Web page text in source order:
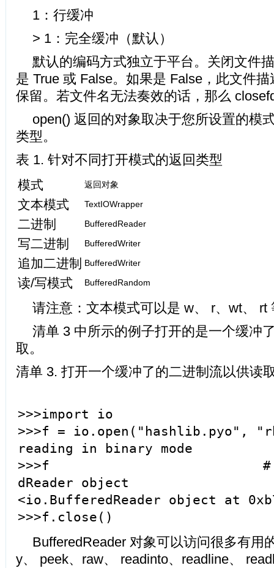
1：行缓冲
> 1：完全缓冲（默认）
默认的编码方式独立于平台。关闭文件
是 True 或 False。如果是 False，此文件
保留。若文件名无法奏效的话，那么
open() 返回的对象取决于您所设置的模
类型。
表 1. 针对不同打开模式的返回类型
模式 返回对象
文本模式 TextIOWrapper
二进制 BufferedReader
写二进制 BufferedWriter
追加二进制 BufferedWriter
读/写模式 BufferedRandom
请注意：文本模式可以是 w、 r、wt、 rt
清单 3 中所示的例子打开的是一个缓冲
取。
清单 3. 打开一个缓冲了的二进制流以供读
>>>import io
>>>f = io.open("hashlib.pyo",
reading in binary mode
>>>f # f is a
dReader object
<io.BufferedReader object at
>>>f.close() #
BufferedReader 对象可以访问很多有用
y、 peek、raw、 readinto、readline、